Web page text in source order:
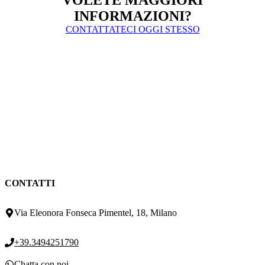
INFORMAZIONI?
CONTATTATECI OGGI STESSO
CONTATTI
Via Eleonora Fonseca Pimentel, 18, Milano
+39.3494251790